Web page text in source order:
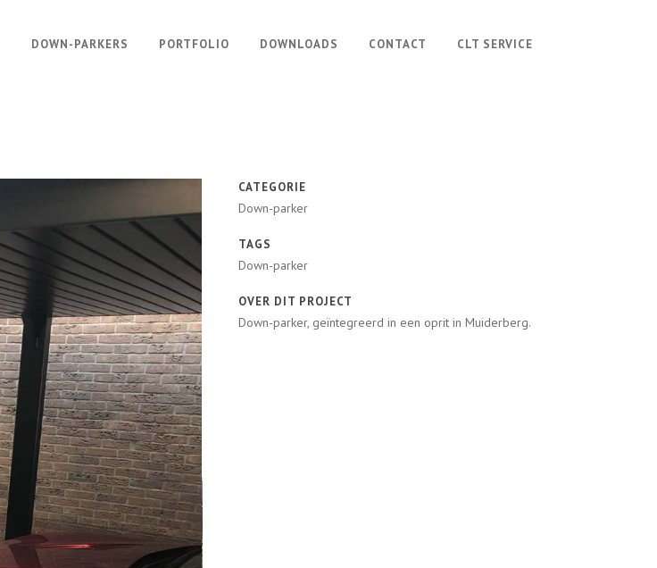
DOWN-PARKERS PORTFOLIO DOWNLOADS CONTACT CLT SERVICE
CATEGORIE
Down-parker
TAGS
Down-parker
OVER DIT PROJECT
Down-parker, geïntegreerd in een oprit in Muiderberg.